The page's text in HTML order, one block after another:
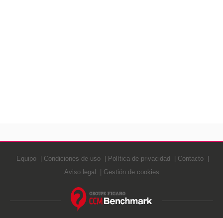
Equipo Condiciones de uso Política de privacidad
Contacto
Aviso legal
Gestión de cookies